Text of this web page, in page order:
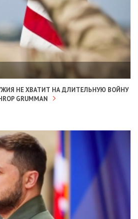
НЕ ХВАТИТ НА ДЛИТЕЛЬНУЮ ВОЙНУ
GRUMMAN